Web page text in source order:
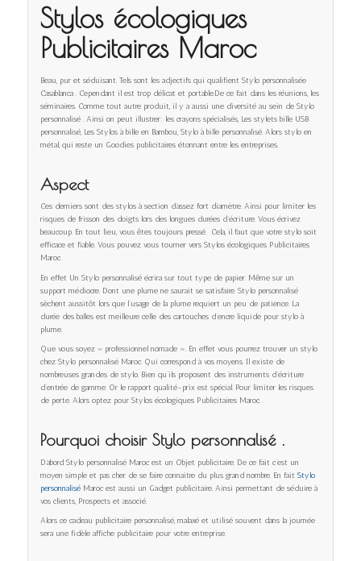
Stylos écologiques
Publicitaires Maroc
Beau, pur et séduisant. Tels sont les adjectifs qui qualifient Stylo personnalisée
Casablanca . Cependant il est trop délicat et portable.De ce fait dans les réunions, les
séminaires. Comme tout autre produit, il y a aussi une diversité au sein de Stylo
personnalisé . Ainsi on peut illustrer: les crayons spécialisés, Les stylets bille USB
personnalisé, Les Stylos à bille en Bambou, Stylo à bille personnalisé. Alors stylo en
métal, qui reste un Goodies publicitaires étonnant entre les entreprises.
Aspect
Ces derniers sont des stylos à section d’assez fort diamètre. Ainsi pour limiter les
risques de frisson des doigts lors des longues durées d’écriture. Vous écrivez
beaucoup. En tout lieu, vous êtes toujours pressé. Cela, il faut que votre stylo soit
efficace et fiable. Vous pouvez vous tourner vers Stylos écologiques Publicitaires
Maroc.
En effet Un Stylo personnalisé écrira sur tout type de papier. Même sur un
support médiocre. Dont une plume ne saurait se satisfaire. Stylo personnalisé
sèchent aussitôt lors que l’usage de la plume requiert un peu de patience. La
durée des balles est meilleure celle des cartouches d’encre liquide pour stylo à
plume.
Que vous soyez « professionnel nomade ». En effet vous pourrez trouver un stylo
chez Stylo personnalisé Maroc. Qui correspond à vos moyens. Il existe de
nombreuses grandes de stylo. Bien qu’ils proposent des instruments d’écriture
d’entrée de gamme. Or le rapport qualité-prix est spécial. Pour limiter les risques
de perte. Alors optez pour Stylos écologiques Publicitaires Maroc.
Pourquoi choisir Stylo personnalisé.
D’abord Stylo personnalisé Maroc est un Objet publicitaire. De ce fait c’est un
moyen simple et pas cher de se faire connaitre du plus grand nombre. En fait Stylo
personnaliséMaroc est aussi un Gadget publicitaire. Ainsi permettant de séduire à
vos clients, Prospects et associé.
Alors ce cadeau publicitaire personnalisé, malaxé et utilisé souvent dans la journée
sera une fidèle affiche publicitaire pour votre entreprise.